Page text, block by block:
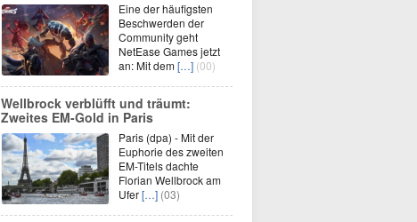
Eine der häufigsten
Beschwerden der
Community geht
NetEase Games jetzt
an: Mit dem[…] (00)
Wellbrock verblüfft und träumt:
Zweites EM-Gold in Paris
Paris (dpa) - Mit der
Euphorie des zweiten
EM-Titels dachte
Florian Wellbrock am
Ufer[…] (03)